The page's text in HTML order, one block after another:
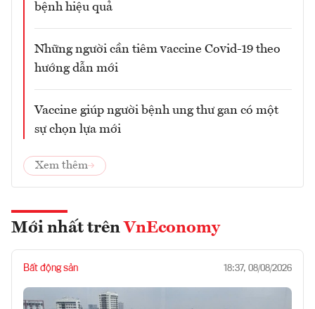
bệnh hiệu quả
Những người cần tiêm vaccine Covid-19 theo
hướng dẫn mới
Vaccine giúp người bệnh ung thư gan có một
sự chọn lựa mới
Xem thêm
Mới nhất trên VnEconomy
Bất động sản 18:37, 08/08/2026